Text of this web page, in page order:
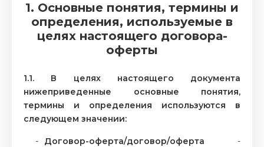
1. Основные понятия, термины и
определения, используемые в
целях настоящего договора-
оферты
1.1. В целях настоящего документа
нижеприведенные основные понятия,
термины и определения используются в
следующем значении:
Договор-оферта/договор/оферта -